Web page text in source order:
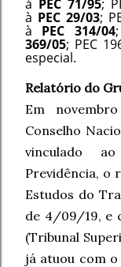
à PEC 71/95;
à PEC 29/03;
à PEC 314/04
369/05; PEC
especial.
Relatório do
Em
Conselho
vinculado
Previdência, o
Estudos do
de 4/09/19, e
(Tribunal
já atuou com